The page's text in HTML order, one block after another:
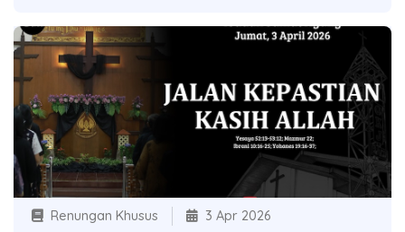
Renungan Khusus 3 Apr 2026